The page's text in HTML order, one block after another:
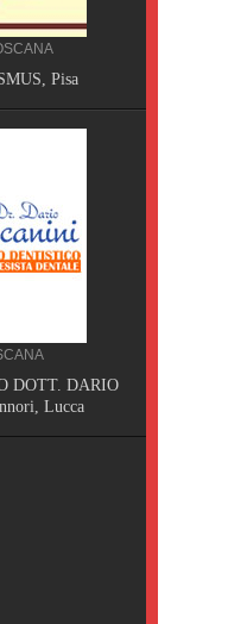
Pisa
DOTT. DARIO
Lucca